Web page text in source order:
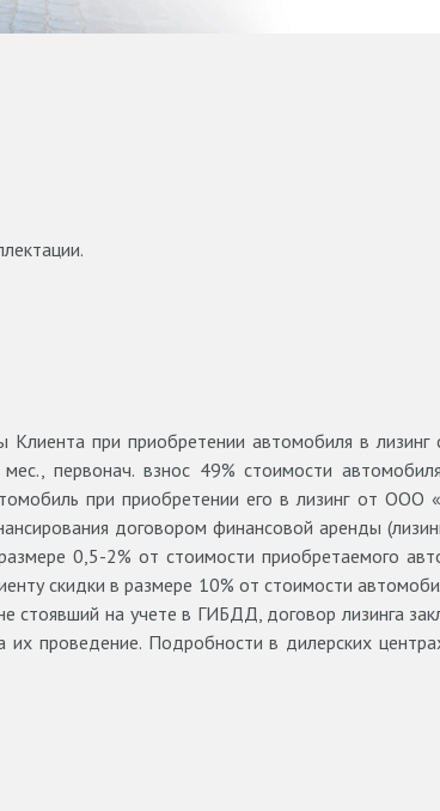
при приобретении автомобиля в лизинг
первонач. взнос 49% стоимости
при приобретении его в лизинг от ООО
договором финансовой аренды
0,5-2% от стоимости приобретаемого
скидки в размере 10% от стоимости
стоявший на учете в ГИБДД, договор лизинга
проведение. Подробности в дилерских